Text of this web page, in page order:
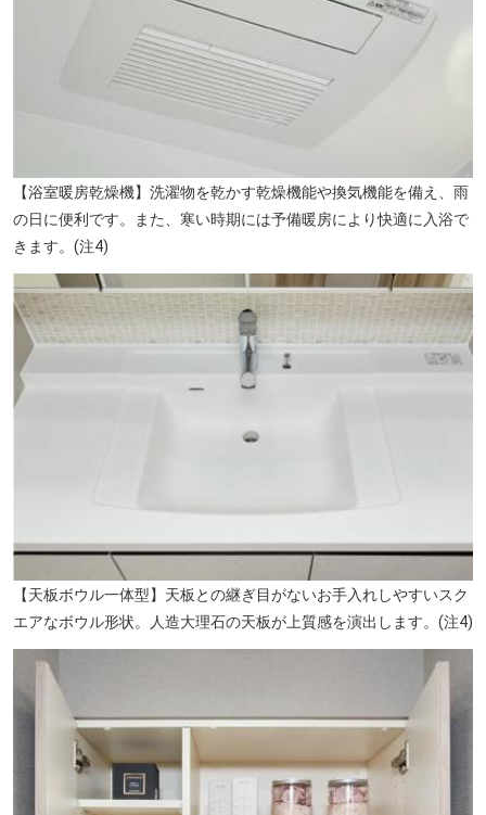
【浴室暖房乾燥機】洗濯物を乾かす乾燥機能や換気機能を備え、雨
の日に便利です。また、寒い時期には予備暖房により快適に入浴で
きます。(注4)
【天板ボウル一体型】天板との継ぎ目がないお手入れしやすいスク
エアなボウル形状。人造大理石の天板が上質感を演出します。(注4)